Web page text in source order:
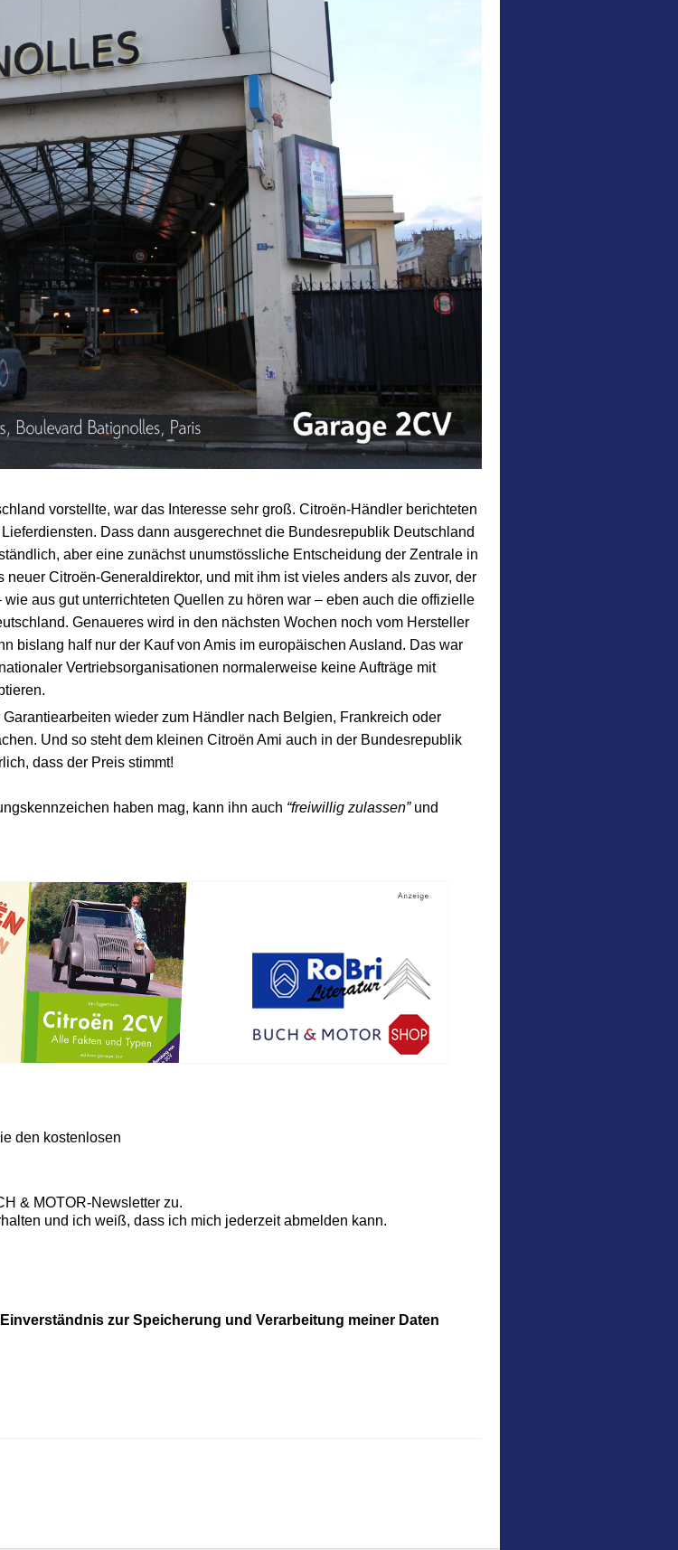
vorstellte, war das Interesse sehr groß. Citroën-Händler berichteten
Dass dann ausgerechnet die Bundesrepublik Deutschland
aber eine zunächst unumstössliche Entscheidung der Zentrale in
Citroën-Generaldirektor, und mit ihm ist vieles anders als zuvor, der
aus gut unterrichteten Quellen zu hören war – eben auch die offizielle
Genaueres wird in den nächsten Wochen noch vom Hersteller
bislang half nur der Kauf von Amis im europäischen Ausland. Das war
Vertriebsorganisationen normalerweise keine Aufträge mit
wieder zum Händler nach Belgien, Frankreich oder
Und so steht dem kleinen Citroën Ami auch in der Bundesrepublik
dass der Preis stimmt!
haben mag, kann ihn auch “freiwillig zulassen”und
den kostenlosen
& MOTOR-Newsletter zu.
und ich weiß, dass ich mich jederzeit abmelden kann.
zur Speicherung und Verarbeitung meiner Daten